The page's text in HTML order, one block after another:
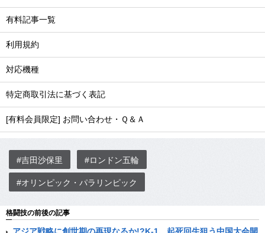
有料記事一覧
利用規約
対応機種
特定商取引法に基づく表記
[有料会員限定] お問い合わせ・Ｑ＆Ａ
#吉田沙保里 #ロンドン五輪
#オリンピック・パラリンピック
格闘技の前後の記事
アジア戦略に創世期の再現なるか!?K-1、起死回生狙う中国大会開